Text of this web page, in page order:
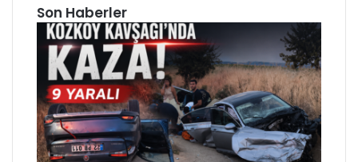
Son Haberler